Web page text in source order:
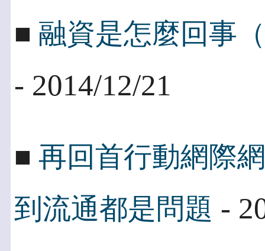
■ 融資是怎麼回事
- 2014/12/21
■ 再回首行動網際
到流通都是問題 -